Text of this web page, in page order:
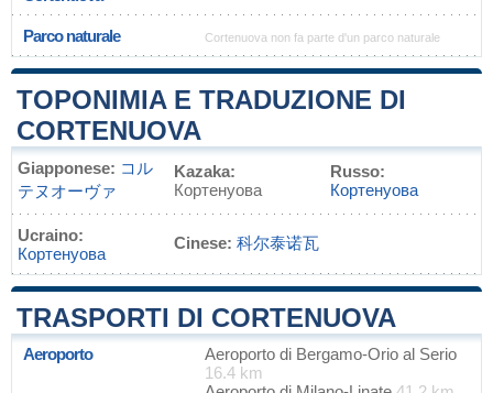
Parco naturale Cortenuova non fa parte d'un parco naturale
TOPONIMIA E TRADUZIONE DI
CORTENUOVA
Giapponese: コル
テヌオーヴァ
Kazaka:
Кортенуова
Russo:
Кортенуова
Ucraino:
Кортенуова
Cinese: 科尔泰诺瓦
TRASPORTI DI CORTENUOVA
Aeroporto
Aeroporto di Bergamo-Orio al Serio
16.4 km